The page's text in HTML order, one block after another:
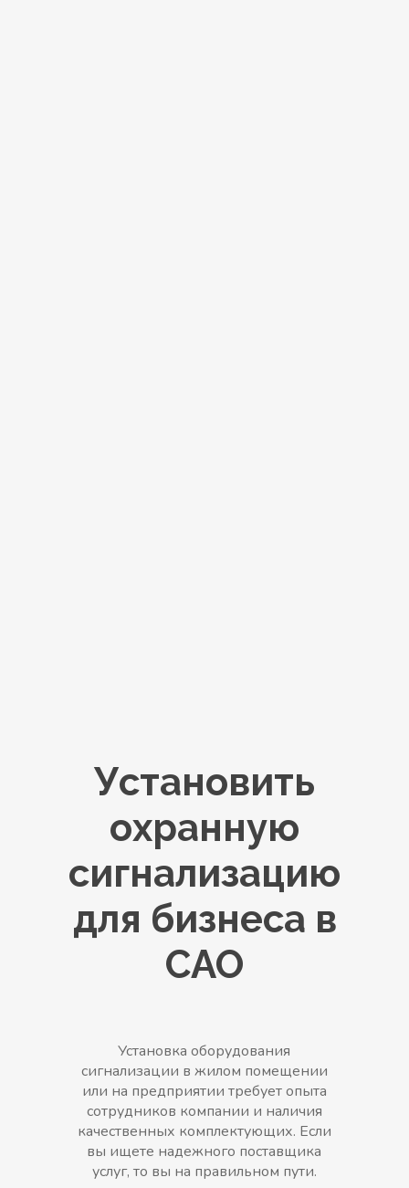
Установить
охранную
сигнализацию
для бизнеса в
САО
Установка оборудования
сигнализации в жилом помещении
или на предприятии требует опыта
сотрудников компании и наличия
качественных комплектующих. Если
вы ищете надежного поставщика
услуг, то вы на правильном пути.